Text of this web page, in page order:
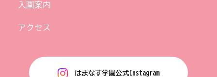
入園案内
アクセス
はまなす学園公式Instagram